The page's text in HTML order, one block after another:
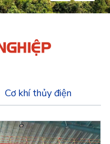
Cơ khí thủy điện